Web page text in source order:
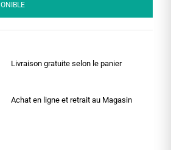
Livraison gratuite selon le panier
Achat en ligne et retrait au Magasin